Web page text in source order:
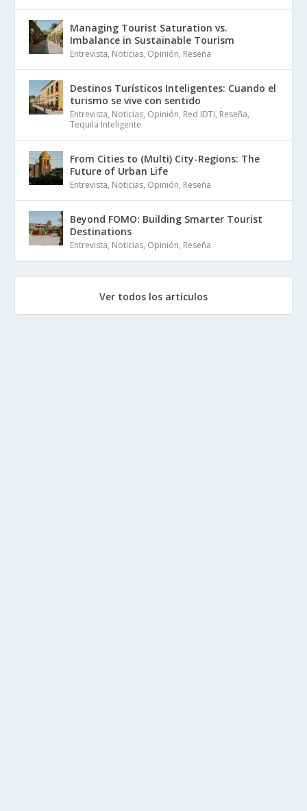
Managing Tourist Saturation vs.
Imbalance in Sustainable Tourism
Entrevista, Noticias, Opinión, Reseña
Destinos Turísticos Inteligentes: Cuando el
turismo se vive con sentido
Entrevista, Noticias, Opinión, Red IDTI, Reseña,
Tequila Inteligente
From Cities to (Multi) City-Regions: The
Future of Urban Life
Entrevista, Noticias, Opinión, Reseña
Beyond FOMO: Building Smarter Tourist
Destinations
Entrevista, Noticias, Opinión, Reseña
Ver todos los artículos